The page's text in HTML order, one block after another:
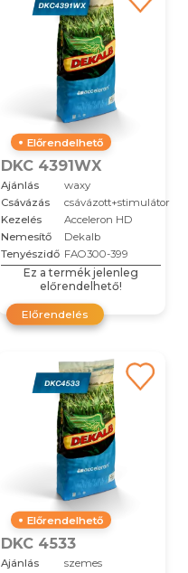
Előrendelhető
DKC 4391WX
Ajánlás
waxy
Csávázás
csávázott+stimulátor
Kezelés
Acceleron HD
Nemesítő
Dekalb
Tenyészidő FAO300-399
Ez a termék jelenleg
előrendelhető!
Előrendelés
Előrendelhető
DKC 4533
Ajánlás
szemes